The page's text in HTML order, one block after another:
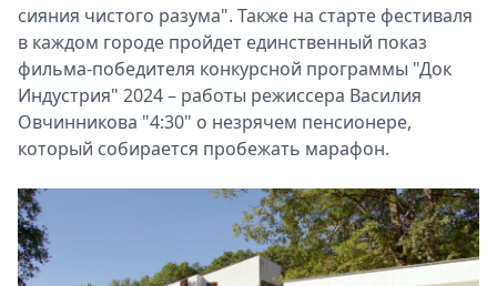
сияния чистого разума". Также на старте фестиваля
в каждом городе пройдет единственный показ
фильма-победителя конкурсной программы "Док
Индустрия" 2024 – работы режиссера Василия
Овчинникова "4:30" о незрячем пенсионере,
который собирается пробежать марафон.